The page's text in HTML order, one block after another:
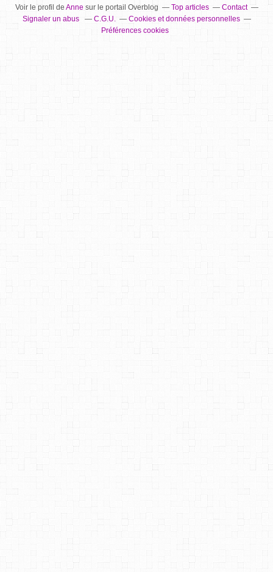
Voir le profil de Annesur le portail Overblog Top articles
Contact
Signaler un abus
C.G.U.
Cookies et données personnelles
Préférences cookies